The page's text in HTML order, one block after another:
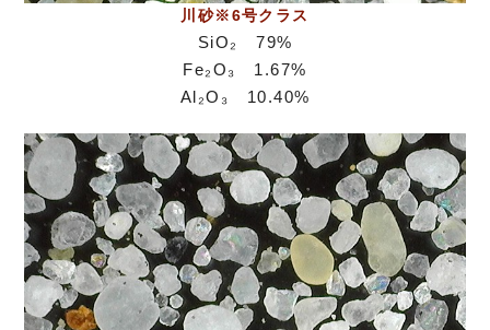
川砂※6号クラス
SiO₂ 79%
Fe₂O₃ 1.67%
Al₂O₃ 10.40%